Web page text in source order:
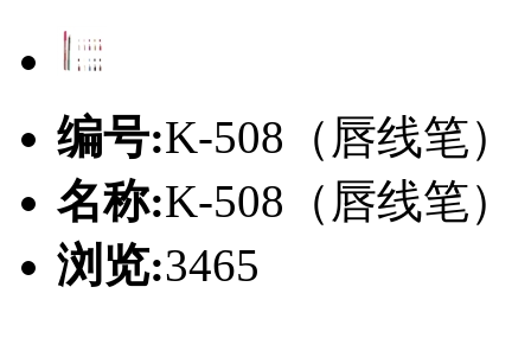
编号:K-508（唇线笔）
名称:K-508（唇线笔）
浏览:3465